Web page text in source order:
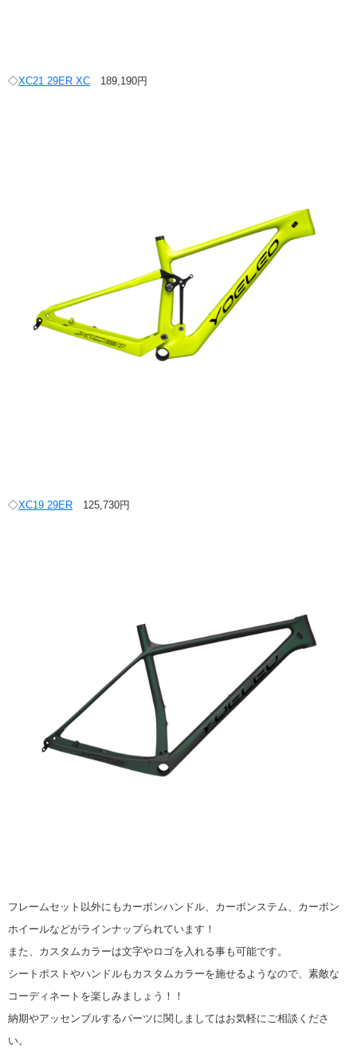
◇XC21 29ER XC 189,190円
◇XC19 29ER 125,730円
フレームセット以外にもカーボンハンドル、カーボンステム、カーボン
ホイールなどがラインナップられています！
また、カスタムカラーは文字やロゴを入れる事も可能です。
シートポストやハンドルもカスタムカラーを施せるようなので、素敵な
コーディネートを楽しみましょう！！
納期やアッセンブルするパーツに関しましてはお気軽にご相談くださ
い。